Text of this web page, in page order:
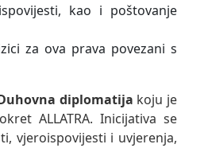
kao i poštovanje
za ova prava povezani s
diplomatija koju je
ALLATRA. Inicijativa se
vjeroispovijesti i uvjerenja,